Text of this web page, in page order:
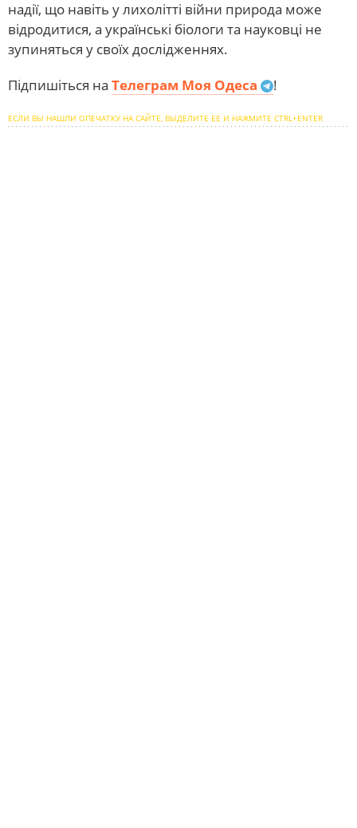
надії, що навіть у лихолітті війни природа може
відродитися, а українські біологи та науковці не
зупиняться у своїх дослідженнях.
Підпишіться на Телеграм Моя Одеса !
ЕСЛИ ВЫ НАШЛИ ОПЕЧАТКУ НА САЙТЕ, ВЫДЕЛИТЕ ЕЕ И НАЖМИТЕ CTRL+ENTER